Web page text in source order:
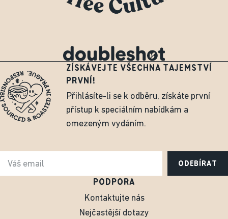
ZÍSKÁVEJTE VŠECHNA TAJEMSTVÍ
PRVNÍ!
Přihlásíte-li se k odběru, získáte první
přístup k speciálním nabídkám a
omezeným vydáním.
ODEBÍRAT
PODPORA
Kontaktujte nás
Nejčastější dotazy